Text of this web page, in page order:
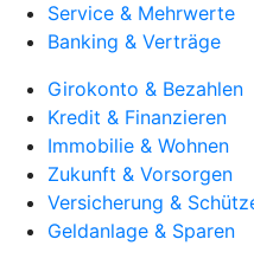
Service & Mehrwerte
Banking & Verträge
Girokonto & Bezahlen
Kredit & Finanzieren
Immobilie & Wohnen
Zukunft & Vorsorgen
Versicherung &
Geldanlage & Sparen